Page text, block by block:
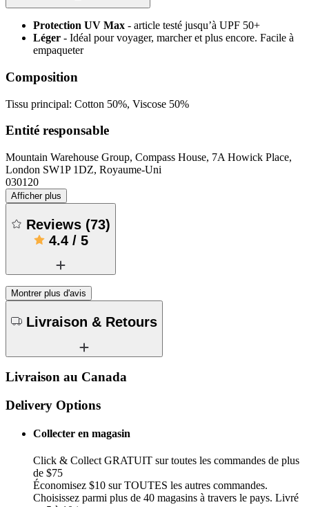
Protection UV Max - article testé jusqu’à UPF 50+
Léger - Idéal pour voyager, marcher et plus encore. Facile à
empaqueter
Composition
Tissu principal: Cotton 50%, Viscose 50%
Entité responsable
Mountain Warehouse Group, Compass House, 7A Howick Place,
London SW1P 1DZ, Royaume-Uni
030120
Afficher plus
Reviews (73)
4.4/ 5
Montrer plus d'avis
Livraison & Retours
Livraison au Canada
Delivery Options
Collecter en magasin
Click & Collect GRATUIT sur toutes les commandes de plus
de $75
Économisez $10 sur TOUTES les autres commandes.
Choisissez parmi plus de 40 magasins à travers le pays. Livré